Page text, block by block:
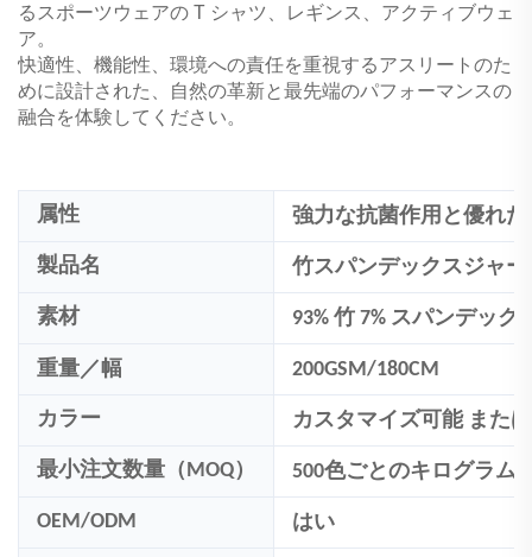
るスポーツウェアの T シャツ、レギンス、アクティブウェ
ア。
快適性、機能性、環境への責任を重視するアスリートのた
めに設計された、自然の革新と最先端のパフォーマンスの
融合を体験してください。
属性 強力な抗菌作用と優れ
製品名 竹スパンデックスジャー
素材 93% 竹 7% スパンデック
重量／幅 200GSM/180CM
カラー カスタマイズ可能 また
最小注文数量（MOQ） 500色ごとのキログラム
OEM/ODM はい